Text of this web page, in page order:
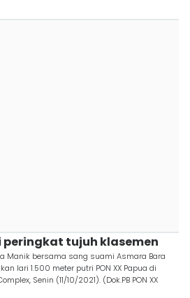
peringkat tujuh klasemen
Manik bersama sang suami Asmara Bara
lari 1.500 meter putri PON XX Papua di
Senin (11/10/2021). (Dok.PB PON XX